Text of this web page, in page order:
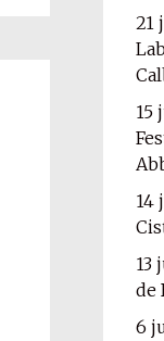
21
15
14
13
de
6